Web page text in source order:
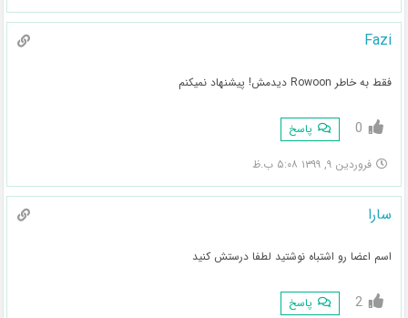
Fazi
فقط به خاطر Rowoon ديدمش! پيشنهاد نميكنم
0 پاسخ
فروردین ۹, ۱۳۹۹ ۵:۰۸ ب.ظ
سارا
اسم اعضا رو اشتباه نوشتید لطفا درستش کنید
2 پاسخ